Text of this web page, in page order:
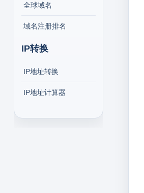
全球域名
域名注册排名
IP转换
IP地址转换
IP地址计算器